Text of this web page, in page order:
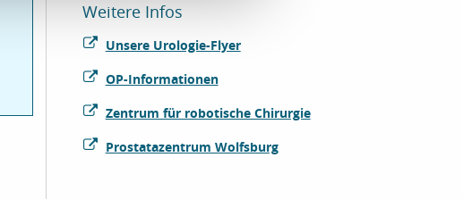
Weitere Infos
Unsere Urologie-Flyer
OP-Informationen
Zentrum für robotische Chirurgie
Prostatazentrum Wolfsburg